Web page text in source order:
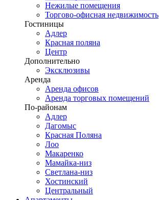
Нежилые помещения
Торгово-офисная недвижимость
Гостиницы
Адлер
Красная поляна
Центр
Дополнительно
Эксклюзивы
Аренда
Аренда офисов
Аренда торговых помещений
По-районам
Адлер
Дагомыс
Красная Поляна
Лоо
Макаренко
Мамайка-низ
Светлана-низ
Хостинский
Центральный